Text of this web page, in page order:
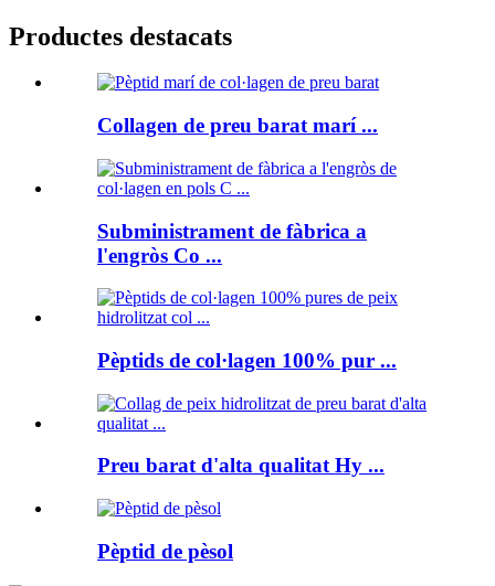
Productes destacats
Collagen de preu barat marí ...
Subministrament de fàbrica a
l'engròs Co ...
Pèptids de col·lagen 100% pur ...
Preu barat d'alta qualitat Hy ...
Pèptid de pèsol